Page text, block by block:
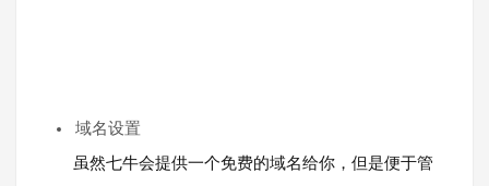
域名设置
虽然七牛会提供一个免费的域名给你，但是便于管